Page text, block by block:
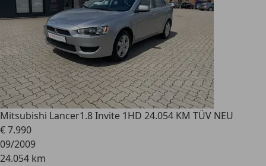
Mitsubishi Lancer1.8 Invite 1HD 24.054 KM TÜV NEU
€ 7.990
09/2009
24.054 km